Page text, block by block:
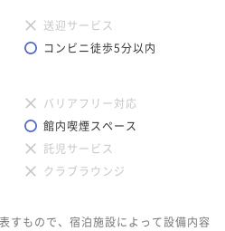
送迎サービス
コンビニ徒歩5分以内
バリアフリー対応
館内喫煙スペース
託児サービス
クラブラウンジ
すもので、宿泊施設によって設備内容